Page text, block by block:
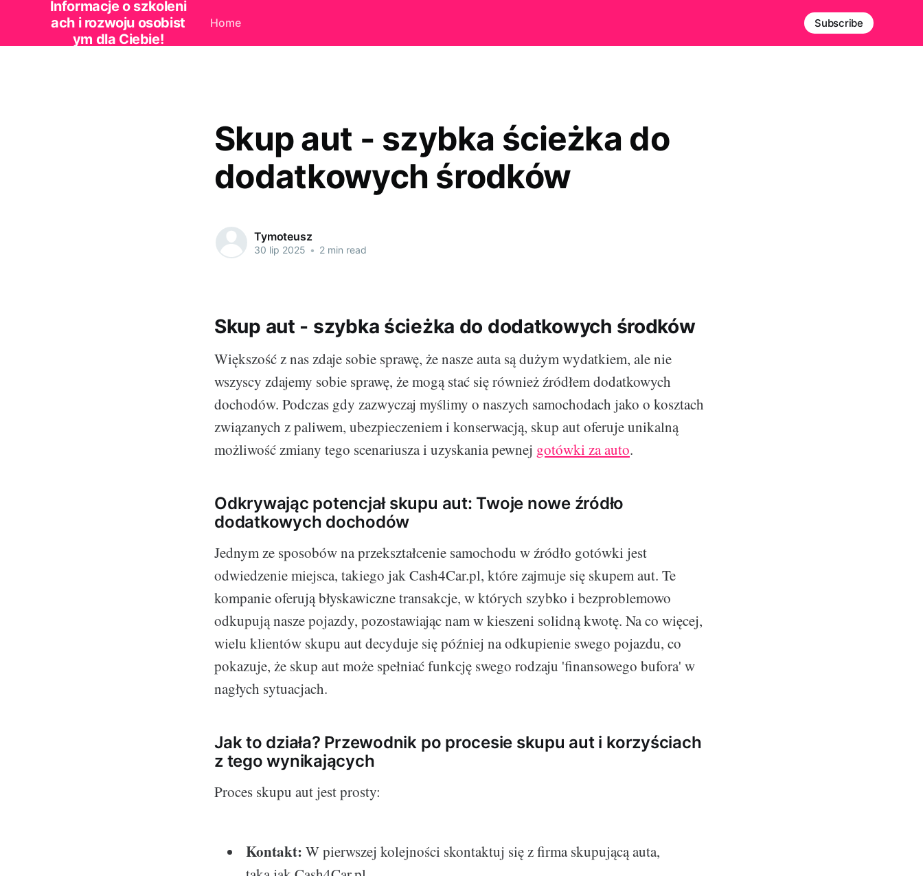
Informacje o szkoleni
ach i rozwoju osobist
ym dla Ciebie!
Home Subscribe
Skup aut - szybka ścieżka do
dodatkowych środków
Tymoteusz
30 lip 2025 • 2 min read
Skup aut - szybka ścieżka do dodatkowych środków
Większość z nas zdaje sobie sprawę, że nasze auta są dużym wydatkiem, ale nie
wszyscy zdajemy sobie sprawę, że mogą stać się również źródłem dodatkowych
dochodów. Podczas gdy zazwyczaj myślimy o naszych samochodach jako o kosztach
związanych z paliwem, ubezpieczeniem i konserwacją, skup aut oferuje unikalną
możliwość zmiany tego scenariusza i uzyskania pewnej gotówki za auto.
Odkrywając potencjał skupu aut: Twoje nowe źródło
dodatkowych dochodów
Jednym ze sposobów na przekształcenie samochodu w źródło gotówki jest
odwiedzenie miejsca, takiego jak Cash4Car.pl, które zajmuje się skupem aut. Te
kompanie oferują błyskawiczne transakcje, w których szybko i bezproblemowo
odkupują nasze pojazdy, pozostawiając nam w kieszeni solidną kwotę. Na co więcej,
wielu klientów skupu aut decyduje się później na odkupienie swego pojazdu, co
pokazuje, że skup aut może spełniać funkcję swego rodzaju 'finansowego bufora' w
nagłych sytuacjach.
Jak to działa? Przewodnik po procesie skupu aut i korzyściach
z tego wynikających
Proces skupu aut jest prosty:
Kontakt: W pierwszej kolejności skontaktuj się z firma skupującą auta,